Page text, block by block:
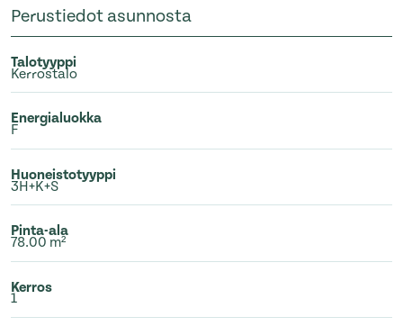
Perustiedot asunnosta
Talotyyppi
Kerrostalo
Energialuokka
F
Huoneistotyyppi
3H+K+S
Pinta-ala
78.00 m²
Kerros
1